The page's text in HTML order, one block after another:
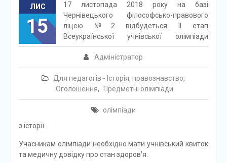
ЛИС
15
Адміністратор
Для педагогів - Історія, правознавство,
Оголошення, Предметні олімпіади
олімпіади
1 7листопада 2018 року
на базі
Чернівецького філософсько-правового
ліцею №2 відбудеться ІІ
етап
Всеукраїнської учнівської олімпіади
з історії.
Учасникам олімпіади необхідно мати учнівський квиток
та медичну довідку про стан здоров’я.